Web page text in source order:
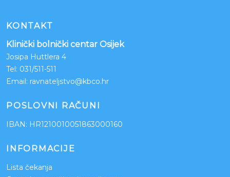
KONTAKT
Klinički bolnički centar Osijek
Josipa Huttlera 4
Tel: 031/511-511
Email: ravnateljstvo@kbco.hr
POSLOVNI RAČUNI
IBAN: HR1210010051863000160
INFORMACIJE
Lista čekanja